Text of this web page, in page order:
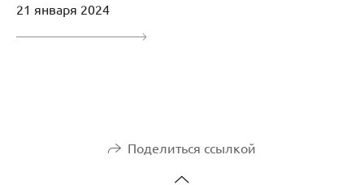
21 января 2024
Поделиться ссылкой